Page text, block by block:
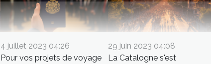
4 juillet 2023 04:26
Pour vos projets de voyage
29 juin 2023 04:08
La Catalogne s'est